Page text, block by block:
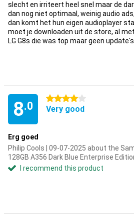
slecht en irriteert heel snel maar de
dan nog niet optimaal, weinig audio
dan komt het hun eigen audioplayer
moet je downloaden uit de store, al
LG G8s die was top maar geen
8.0
4 stars
Very good
Erg goed
Philip Cools | 09-07-2025 about the
128GB A356 Dark Blue Enterprise
I recommend this product